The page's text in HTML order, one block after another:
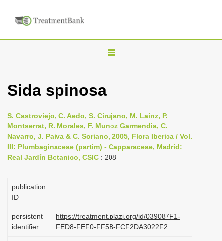
T
e
n
a
i
t
i
Sida spinosa
S. Castroviejo, C. Aedo, S. Cirujano, M. Lainz, P.
Montserrat, R. Morales, F. Munoz Garmendia, C.
Navarro, J. Paiva & C. Soriano, 2005, Flora Iberica / Vol.
III: Plumbaginaceae (partim) - Capparaceae, Madrid:
Real Jardín Botanico, CSIC : 208
publication
ID
persistent
identifier
https://treatment.plazi.org/id/039087F1-
FED8-FEF0-FF5B-FCF2DA3022F2